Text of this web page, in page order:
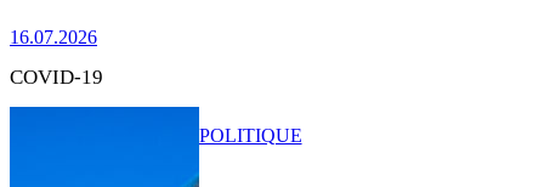
16.07.2026
COVID-19
POLITIQUE